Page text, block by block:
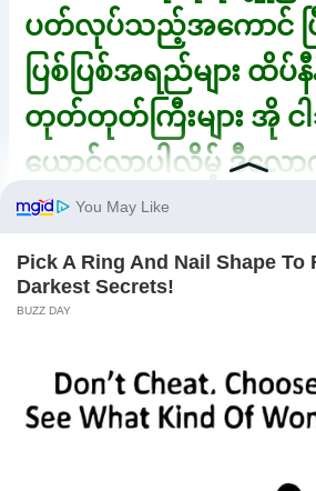
ပတ်လုပ်သည့်အကောင် ပြီ
ပြစ်ပြစ်အရည်များ ထိပ်နီ
တုတ်တုတ်ကြီးများ အို င
ယောင်လာပါလိမ့် ဒီလေ
ကောင်းတဲ့ဟာကိုများ။ “
အိပ်ချင်သေးဘူး။” ကျေ
သူ့ကိုစိတ်မချမှန်းသိသည်။
ကြောင့်နင်စိတ်ချရအော
ယူထား” ကျော်ကျော်
ကောက်ရထားသော ဓား